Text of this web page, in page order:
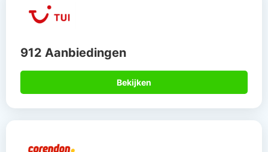
912 Aanbiedingen
Bekijken